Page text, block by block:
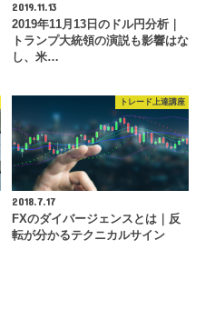
2019.11.13
2019年11月13日のドル円分析｜
トランプ大統領の演説も影響はな
し、米…
トレード上達講座
2018.7.17
FXのダイバージェンスとは｜反
転が分かるテクニカルサイン